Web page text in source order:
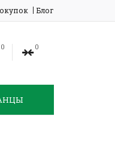
Блог
0 0